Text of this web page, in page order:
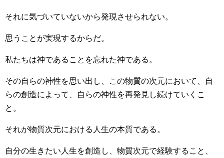
それに気づいていないから発現させられない。
思うことが実現するからだ。
私たちは神であることを忘れた神である。
その自らの神性を思い出し、この物質の次元において、自
らの創造によって、自らの神性を再発見し続けていくこ
と。
それが物質次元における人生の本質である。
自分の生きたい人生を創造し、物質次元で経験すること、